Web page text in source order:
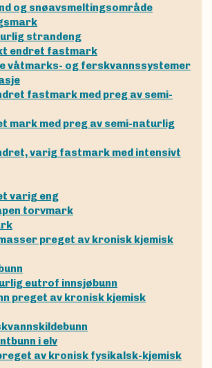
og snøavsmeltingsområde
strandeng
endret fastmark
våtmarks- og ferskvannssystemer
fastmark med preg av semi-
mark med preg av semi-naturlig
varig fastmark med intensivt
varig eng
torvmark
preget av kronisk kjemisk
eutrof innsjøbunn
preget av kronisk kjemisk
i elv
av kronisk fysikalsk-kjemisk